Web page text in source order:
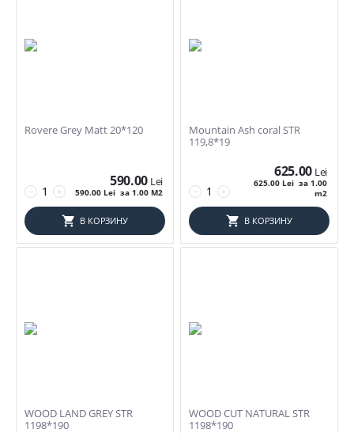
Rovere Grey Matt 20*120
+
−
590.00 Lei
590.00 Lei за 1.00 M2
В КОРЗИНУ
Mountain Ash coral STR
119,8*19
+
−
625.00 Lei
625.00 Lei за 1.00
m2
В КОРЗИНУ
WOOD LAND GREY STR
1198*190
WOOD CUT NATURAL STR
1198*190